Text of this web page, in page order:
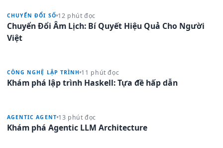
CHUYỂN ĐỔI SỐ 12 phút đọc
Chuyển Đổi Âm Lịch: Bí Quyết Hiệu Quả Cho Người
Việt
CÔNG NGHỆ LẬP TRÌNH 11 phút đọc
Khám phá lập trình Haskell: Tựa đề hấp dẫn
AGENTIC AGENT 13 phút đọc
Khám phá Agentic LLM Architecture